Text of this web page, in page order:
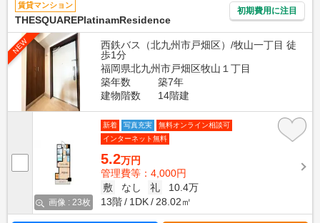
賃貸マンション
THESQUAREPlatinamResidence
初期費用に注目
NEW
西鉄バス（北九州市戸畑区）/牧山一丁目 徒
歩1分
福岡県北九州市戸畑区牧山１丁目
築年数
築7年
建物階数
14階建
画像 : 23枚
新着 写真充実
無料オンライン相談可
インターネット無料
5.2万円
管理費等：4,000円
敷
なし 礼
10.4万
13階
1DK 28.02㎡